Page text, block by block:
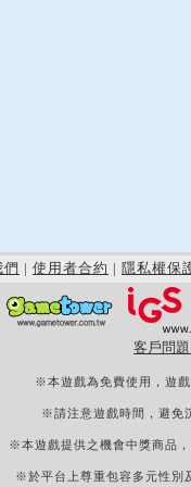
們 | 使用者合約 | 隱私權保
客戶問
※本遊戲為免費使用，遊戲
※請注意遊戲時間，避免
※本遊戲提供之機會中獎商品
※於平台上尊重包容多元性別